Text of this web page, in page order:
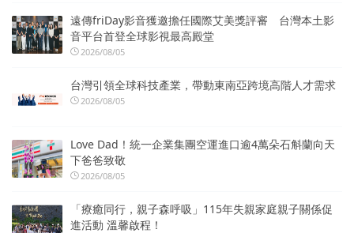
遠傳friDay影音獲邀擔任國際艾美獎評審 台灣本土影
音平台首登全球影視最高殿堂
2026/08/05
台灣引領全球科技產業，帶動東南亞跨境高階人才需求
2026/08/05
Love Dad！統一企業集團空運進口逾4萬朵石斛蘭向天
下爸爸致敬
2026/08/05
「療癒同行，親子森呼吸」115年失親家庭親子關係促
進活動 溫馨啟程！